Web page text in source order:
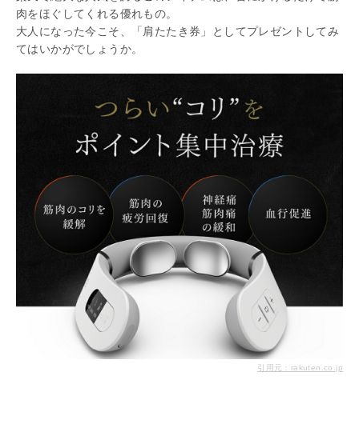
肉をほぐしてくれる優れもの。
大人になった今こそ、「肩たたき券」としてプレゼントしてみ
てはいかがでしょうか。
引用元：rakuten.co.jp